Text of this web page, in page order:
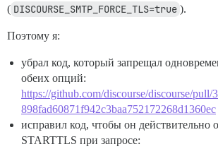
( DISCOURSE_SMTP_FORCE_TLS=true ).
Поэтому я:
убрал код, который запрещал
обеих опций:
https://github.com/discourse/discourse/pull/
898fad60871f942c3baa752172268d1360ec
исправил код, чтобы он действительно
STARTTLS при запросе: